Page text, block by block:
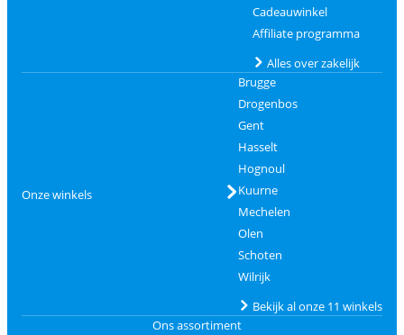
Cadeauwinkel
Affiliate programma
Alles over zakelijk
Onze winkels
Brugge
Drogenbos
Gent
Hasselt
Hognoul
Kuurne
Mechelen
Olen
Schoten
Wilrijk
Bekijk al onze 11 winkels
Ons assortiment